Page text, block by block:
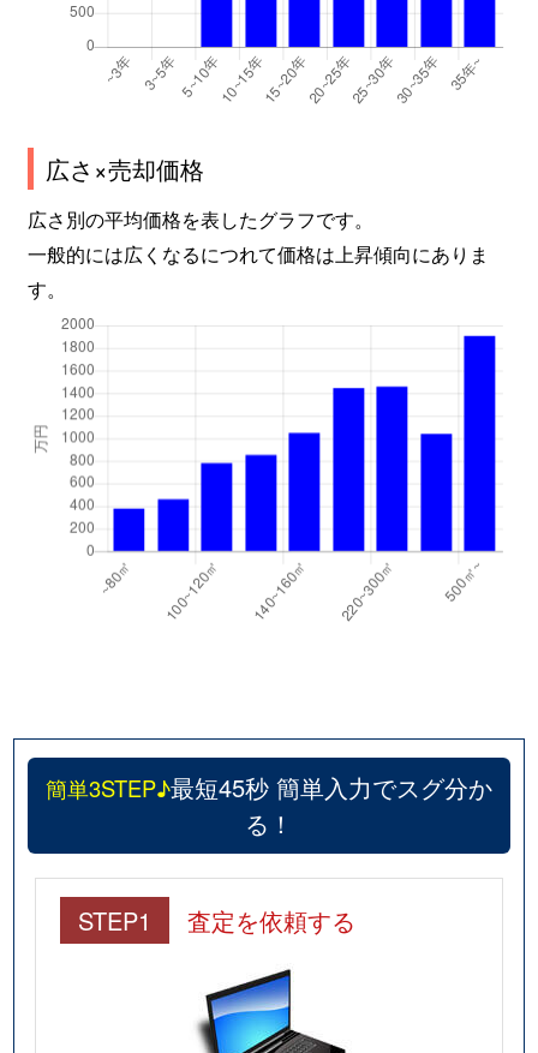
広さ×売却価格
広さ別の平均価格を表したグラフです。
一般的には広くなるにつれて価格は上昇傾向にありま
す。
簡単3STEP♪最短45秒 簡単入力でスグ分か
る！
STEP1 査定を依頼する